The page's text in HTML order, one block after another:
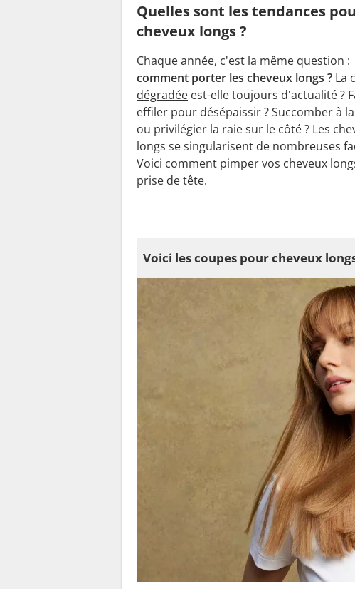
Quelles sont les tendances
cheveux longs ?
Chaque année, c'est la même question :
comment porter les cheveux longs ? La
dégradée est-elle toujours d'actualité ?
effiler pour désépaissir ? Succomber à
ou privilégier la raie sur le côté ? Les
longs se singularisent de nombreuses
Voici comment pimper vos cheveux
prise de tête.
Voici les coupes pour cheveux